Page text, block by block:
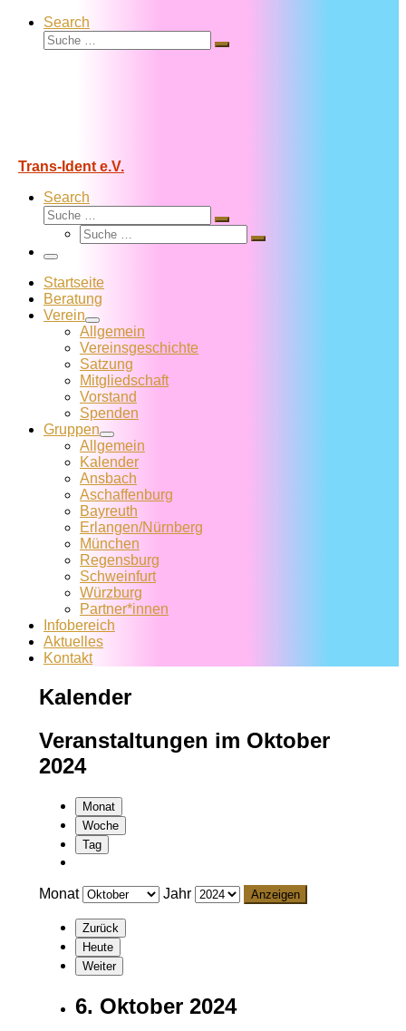
Search
Suche
Suche
Trans-Ident e.V.
Search
Suche
Suche
Suche
Suche
Menü
Startseite
Beratung
Verein
Allgemein
Vereins­geschichte
Satzung
Mitglied­schaft
Vorstand
Spenden
Gruppen
Allgemein
Kalender
Ansbach
Aschaffenburg
Bayreuth
Erlangen/Nürnberg
München
Regensburg
Schweinfurt
Würzburg
Partner*innen
Infobereich
Aktuelles
Kontakt
Kalender
Veranstaltungen im Oktober
2024
Monat
Woche
Tag
Monat Jahr
Zurück
Heute
Weiter
6. Oktober 2024